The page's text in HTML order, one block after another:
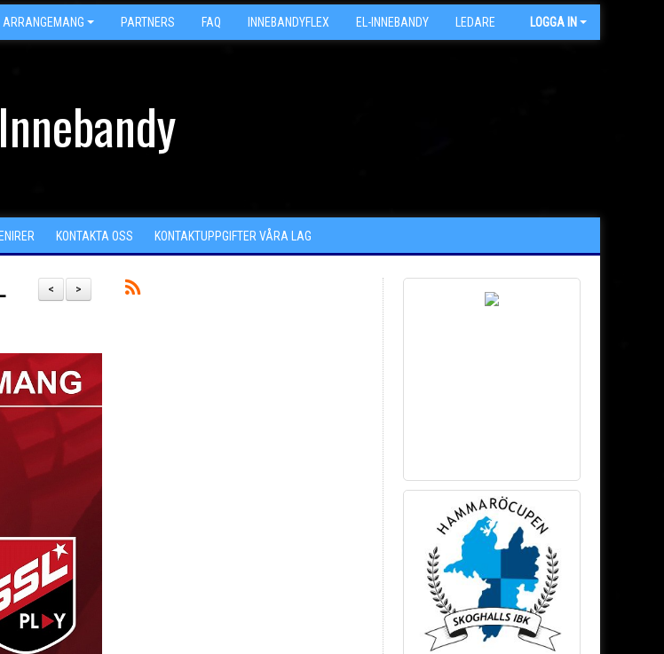
ARRANGEMANG PARTNERS FAQ INNEBANDYFLEX EL-INNEBANDY LEDARE ARKIV
LOGGA IN
KONTAKTA OSS KONTAKTUPPGIFTER VÅRA LAG
>
<